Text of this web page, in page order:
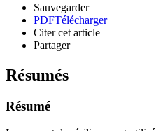
Sauvegarder
PDFTélécharger
Citer cet article
Partager
Résumés
Résumé